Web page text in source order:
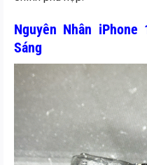
Nguyên Nhân
Sáng